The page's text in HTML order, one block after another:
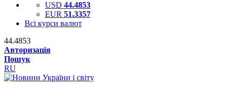
USD 44.4853
EUR 51.3357
Всі курси валют
44.4853
Авторизація
Пошук
RU